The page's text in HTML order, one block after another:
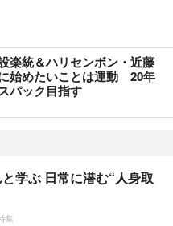
楽統＆ハリセンボン・近藤
始めたいことは運動 20年
パック目指す
学ぶ 日常に潜む“人身取
集